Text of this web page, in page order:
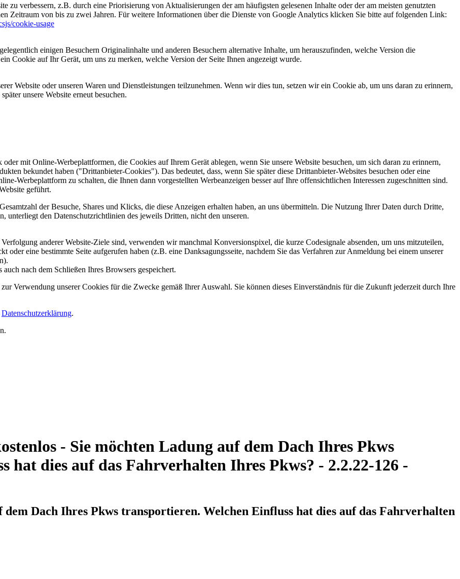
zu verbessern, z.B. durch eine Priorisierung von Aktualisierungen der am häufigsten gelesenen Inhalte oder der am meisten genutzten
Zeitraum von bis zu zwei Jahren. Für weitere Informationen über die Dienste von Google Analytics klicken Sie bitte auf folgenden Link:
cookie-usage
einigen Besuchern Originalinhalte und anderen Besuchern alternative Inhalte, um herauszufinden, welche Version die
Cookie auf Ihr Gerät, um uns zu merken, welche Version der Seite Ihnen angezeigt wurde.
Website oder unseren Waren und Dienstleistungen teilzunehmen. Wenn wir dies tun, setzen wir ein Cookie ab, um uns daran zu erinnern,
unsere Website erneut besuchen.
mit Online-Werbeplattformen, die Cookies auf Ihrem Gerät ablegen, wenn Sie unsere Website besuchen, um sich daran zu erinnern,
bekundet haben ("Drittanbieter-Cookies"). Das bedeutet, dass, wenn Sie später diese Drittanbieter-Websites besuchen oder eine
Werbeplattform zu schalten, die Ihnen dann vorgestellten Werbeanzeigen besser auf Ihre offensichtlichen Interessen zugeschnitten sind.
geführt.
der Besuche, Shares und Klicks, die diese Anzeigen erhalten haben, an uns übermitteln. Die Nutzung Ihrer Daten durch Dritte,
unterliegt den Datenschutzrichtlinien des jeweils Dritten, nicht den unseren.
anderer Website-Ziele sind, verwenden wir manchmal Konversionspixel, die kurze Codesignale absenden, um uns mitzuteilen,
oder eine bestimmte Seite aufgerufen haben (z.B. eine Danksagungsseite, nachdem Sie das Verfahren zur Anmeldung bei einem unserer
nach dem Schließen Ihres Browsers gespeichert.
Verwendung unserer Cookies für die Zwecke gemäß Ihrer Auswahl. Sie können dieses Einverständnis für die Zukunft jederzeit durch Ihre
Datenschutzerklärung.
- Sie möchten Ladung auf dem Dach Ihres Pkws
hat dies auf das Fahrverhalten Ihres Pkws? - 2.2.22-126 -
dem Dach Ihres Pkws transportieren. Welchen Einfluss hat dies auf das Fahrverhalten